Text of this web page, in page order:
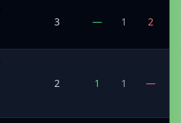
3 — 1 2
2 1 1 —